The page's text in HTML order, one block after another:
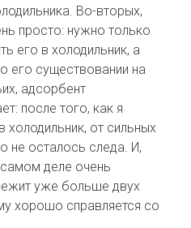
Во-вторых,
просто: нужно только
его в холодильник, а
его существовании на
адсорбент
после того, как я
холодильник, от сильных
не осталось следа. И,
деле очень
уже больше двух
хорошо справляется со